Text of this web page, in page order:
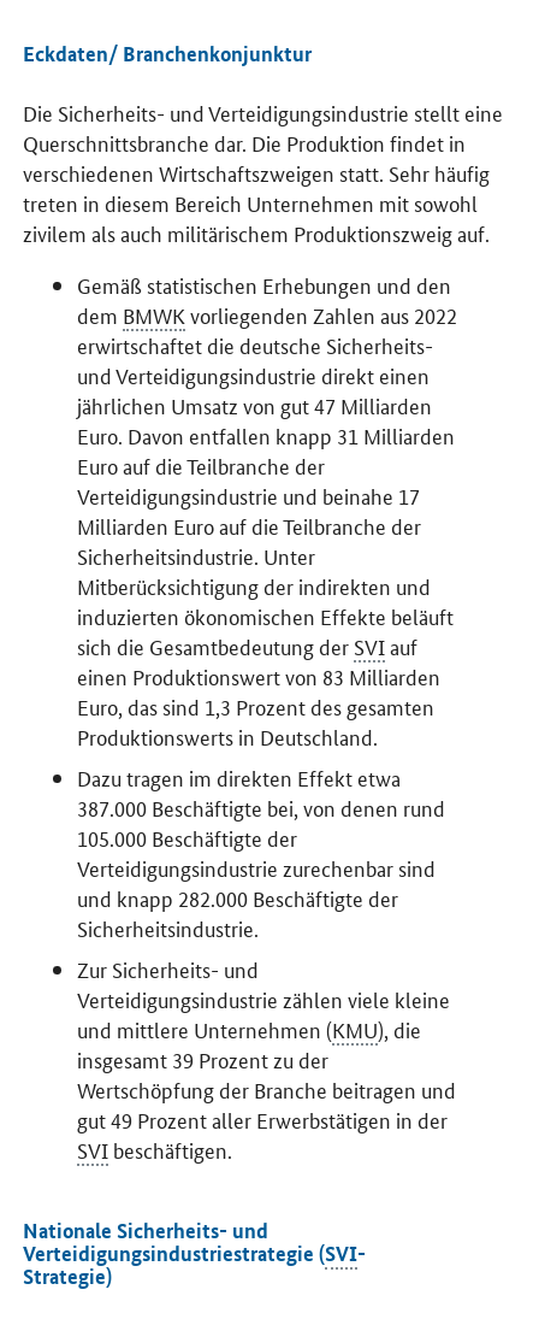
Eckdaten/ Branchenkonjunktur
Die Sicherheits- und Verteidigungsindustrie stellt eine
Querschnittsbranche dar. Die Produktion findet in
verschiedenen Wirtschaftszweigen statt. Sehr häufig
treten in diesem Bereich Unternehmen mit sowohl
zivilem als auch militärischem Produktionszweig auf.
Gemäß statistischen Erhebungen und den
dem BMWK vorliegenden Zahlen aus 2022
erwirtschaftet die deutsche Sicherheits-
und Verteidigungsindustrie direkt einen
jährlichen Umsatz von gut 47 Milliarden
Euro. Davon entfallen knapp 31 Milliarden
Euro auf die Teilbranche der
Verteidigungsindustrie und beinahe 17
Milliarden Euro auf die Teilbranche der
Sicherheitsindustrie. Unter
Mitberücksichtigung der indirekten und
induzierten ökonomischen Effekte beläuft
sich die Gesamtbedeutung der SVIauf
einen Produktionswert von 83 Milliarden
Euro, das sind 1,3 Prozent des gesamten
Produktionswerts in Deutschland.
Dazu tragen im direkten Effekt etwa
387.000 Beschäftigte bei, von denen rund
105.000 Beschäftigte der
Verteidigungsindustrie zurechenbar sind
und knapp 282.000 Beschäftigte der
Sicherheitsindustrie.
Zur Sicherheits- und
Verteidigungsindustrie zählen viele kleine
und mittlere Unternehmen (KMU), die
insgesamt 39 Prozent zu der
Wertschöpfung der Branche beitragen und
gut 49 Prozent aller Erwerbstätigen in der
SVI beschäftigen.
Nationale Sicherheits- und
Verteidigungsindustriestrategie (SVI-
Strategie)